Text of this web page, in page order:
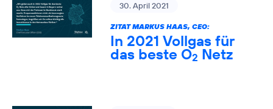
30. April 2021
ZITAT MARKUS HAAS, CEO:
In 2021 Vollgas für
das beste O2 Netz